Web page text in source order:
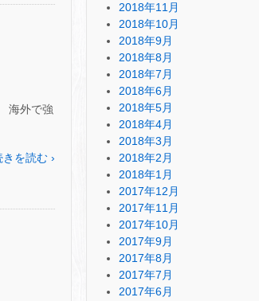
海外で強
きを読む ›
2018年11月
2018年10月
2018年9月
2018年8月
2018年7月
2018年6月
2018年5月
2018年4月
2018年3月
2018年2月
2018年1月
2017年12月
2017年11月
2017年10月
2017年9月
2017年8月
2017年7月
2017年6月